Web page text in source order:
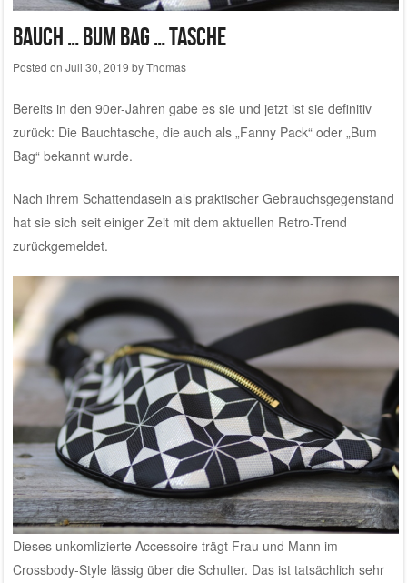
Bauch … bum bag … tasche
Posted on Juli 30, 2019 byThomas
Bereits in den 90er-Jahren gabe es sie und jetzt ist sie definitiv
zurück: Die Bauchtasche, die auch als „Fanny Pack“ oder „Bum
Bag“ bekannt wurde.
Nach ihrem Schattendasein als praktischer Gebrauchsgegenstand
hat sie sich seit einiger Zeit mit dem aktuellen Retro-Trend
zurückgemeldet.
Dieses unkomlizierte Accessoire trägt Frau und Mann im
Crossbody-Style lässig über die Schulter. Das ist tatsächlich sehr